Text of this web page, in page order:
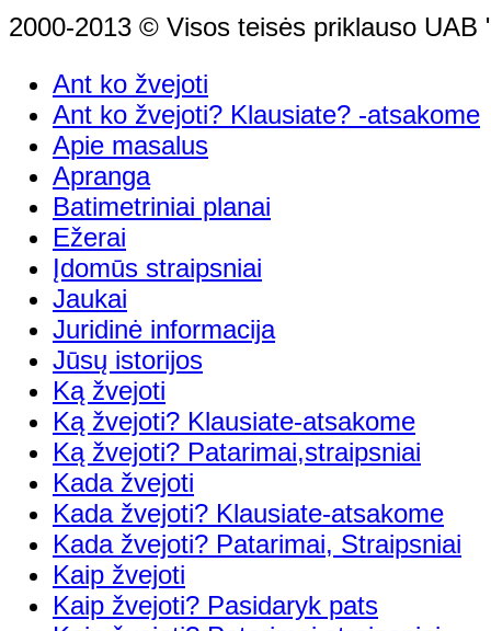
2000-2013 © Visos teisės priklauso UAB
Ant ko žvejoti
Ant ko žvejoti? Klausiate? -atsakome
Apie masalus
Apranga
Batimetriniai planai
Ežerai
Įdomūs straipsniai
Jaukai
Juridinė informacija
Jūsų istorijos
Ką žvejoti
Ką žvejoti? Klausiate-atsakome
Ką žvejoti? Patarimai,straipsniai
Kada žvejoti
Kada žvejoti? Klausiate-atsakome
Kada žvejoti? Patarimai, Straipsniai
Kaip žvejoti
Kaip žvejoti? Pasidaryk pats